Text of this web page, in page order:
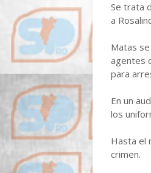
Se trata
a
Matas
agentes
para
En un
los
Hasta el
crimen.